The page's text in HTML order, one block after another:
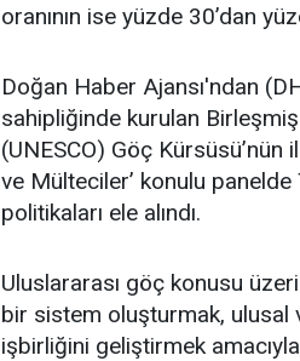
oranının ise yüzde 30’dan
Doğan Haber Ajansı'ndan
sahipliğinde kurulan
(UNESCO) Göç Kürsüsü’nün
ve Mülteciler’ konulu
politikaları ele alındı.
Uluslararası göç konusu
bir sistem oluşturmak, ulusal
işbirliğini geliştirmek